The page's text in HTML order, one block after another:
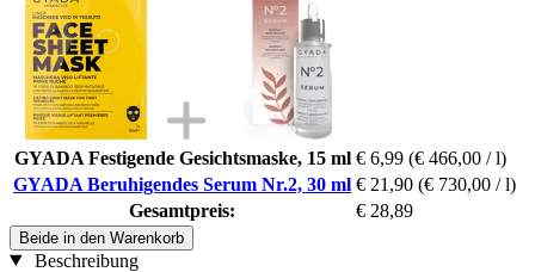
GYADA Festigende Gesichtsmaske, 15 ml € 6,99 (€ 466,00 / l)
GYADA Beruhigendes Serum Nr.2, 30 ml € 21,90 (€ 730,00 / l)
Gesamtpreis:
€ 28,89
Beide in den Warenkorb
Beschreibung